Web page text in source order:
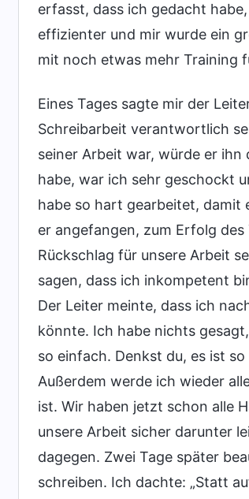
erfasst, dass ich gedacht
effizienter und mir wurde ein
mit noch etwas mehr Training
Eines Tages sagte mir der
Schreibarbeit verantwortlich
seiner Arbeit war, würde er
habe, war ich sehr geschockt
habe so hart gearbeitet,
er angefangen, zum Erfolg
Rückschlag für unsere Arbeit
sagen, dass ich inkompetent
Der Leiter meinte, dass ich
könnte. Ich habe nichts
so einfach. Denkst du, es ist
Außerdem werde ich wieder
ist. Wir haben jetzt schon alle
unsere Arbeit sicher darunter
dagegen. Zwei Tage später
schreiben. Ich dachte: „Statt